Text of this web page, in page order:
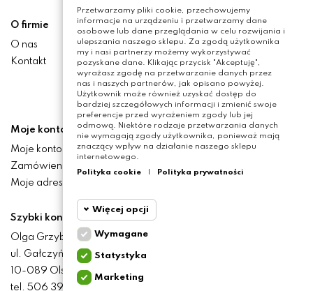
O firmie
O nas
Kontakt
Moje konto
Moje konto
Zamówienia
Moje adresy
Szybki kontakt
Olga Grzyb STILO
ul. Gałczyńskiego 24
10-089 Olsztyn
tel. 506 393 457
Przetwarzamy pliki cookie, przechowujemy
informacje na urządzeniu i przetwarzamy dane
osobowe lub dane przeglądania w celu rozwijania i
ulepszania naszego sklepu. Za zgodą użytkownika
my i nasi partnerzy możemy wykorzystywać
pozyskane dane. Klikając przycisk "Akceptuję",
wyrażasz zgodę na przetwarzanie danych przez
nas i naszych partnerów, jak opisano powyżej.
Użytkownik może również uzyskać dostęp do
bardziej szczegółowych informacji i zmienić swoje
preferencje przed wyrażeniem zgody lub jej
odmową. Niektóre rodzaje przetwarzania danych
nie wymagają zgody użytkownika, ponieważ mają
znaczący wpływ na działanie naszego sklepu
internetowego.
Polityka cookie
Polityka prywatności
Więcej opcji
Wymagane
Cookie
Wymagane
Statystyka
Marketing